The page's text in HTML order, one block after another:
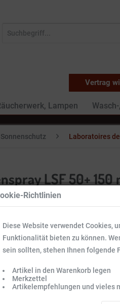
Vertrag
Lampen
Sonnenschutz Laboratoires
LSF 50+ 150
Richtlinien
Diese Website verwendet Cookies,
Funktionalität bieten zu können.
sein sollten, stehen Ihnen folgende
Artikel in den Warenkorb legen
Merkzettel
Artikelempfehlungen und vieles